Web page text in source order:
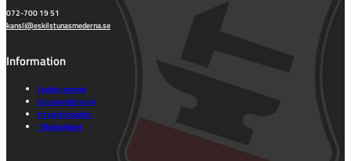
072-700 19 51
kansli@eskilstunasmederna.se
Information
Cookie consent
Dataskyddspolicy
Integritetspolicy
Tillgänglighet